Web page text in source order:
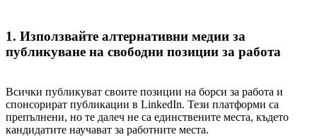
1. Използвайте алтернативни медии за
публикуване на свободни позиции за работа
Всички публикуват своите позиции на борси за работа и
спонсорират публикации в LinkedIn. Тези платформи са
препълнени, но те далеч не са единствените места, където
кандидатите научават за работните места.